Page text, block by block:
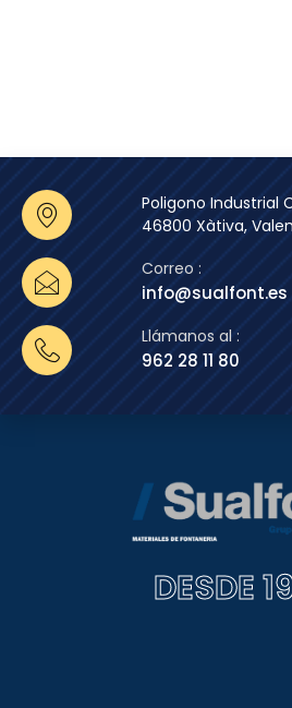
Poligono Industrial
46800 Xàtiva,
Correo :
info@sualfont.es
Llámanos al :
962 28 11 80
DESDE